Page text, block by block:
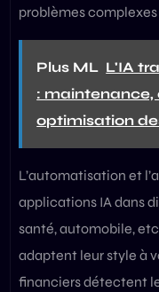
problèmes
Plus ML L'IA
: maintenance,
optimisation
L’automatisation et
applications IA dans
santé, automobile,
adaptent leur style à
financiers détectent